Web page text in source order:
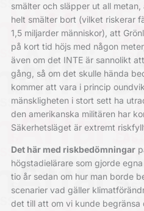
smälter och släpper ut all
helt smälter bort (vilket riskerar
1,5 miljarder människor), att
på kort tid höjs med någon
även om det INTE är sannolikt
gång, så om det skulle hända
kommer att vara i princip
mänskligheten i stort sett ha
den amerikanska militären har
Säkerhetsläget är extremt
Det här med riskbedömningar
högstadielärare som gjorde
tio år sedan om hur man borde
scenarier vad gäller
det till att om vi kunde